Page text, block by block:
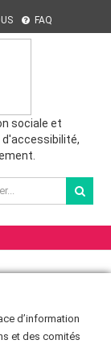
FAQ
sociale et
d'accessibilité,
d’information
et des comités